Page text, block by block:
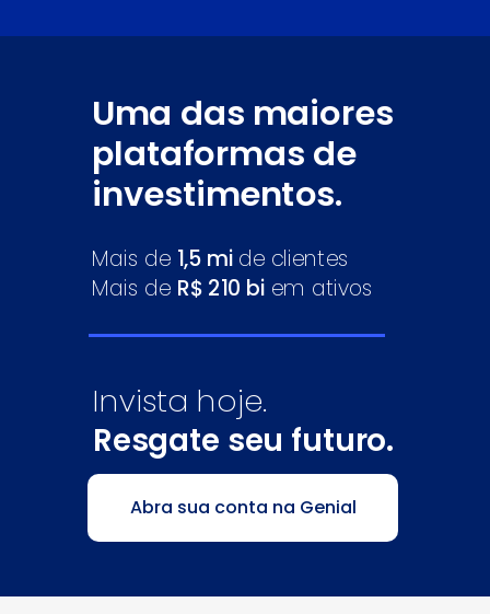
Mais de 1,5 mi de clientes
Mais de R$ 210 bi em ativos
Abra sua conta na Genial
Uma das maiores
plataformas de
investimentos.
Invista hoje.
Resgate seu futuro.